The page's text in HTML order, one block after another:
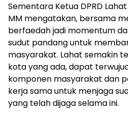
Sementara Ketua DPRD Lahat
MM mengatakan, bersama
berfaedah jadi momentum
sudut pandang untuk
masyarakat. Lahat semakin
kota yang ada, dapat
komponen masyarakat dan
kerja sama untuk menjaga
yang telah dijaga selama ini.